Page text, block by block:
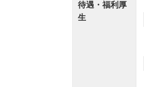
待遇・福利厚
生